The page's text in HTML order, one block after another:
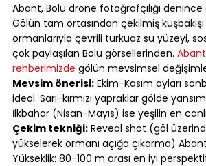
Abant, Bolu drone fotoğrafçılığı
Gölün tam ortasından çekilmiş
ormanlarıyla çevrili turkuaz su yüzeyi,
çok paylaşılan Bolu görsellerinden.
rehberimizde gölün mevsimsel
Mevsim önerisi: Ekim-Kasım ayları
ideal. Sarı-kırmızı yapraklar gölde
İlkbahar (Nisan-Mayıs) ise yeşilin en
Çekim tekniği: Reveal shot (göl
yükselerek ormanı açığa çıkarma)
Yükseklik: 80-100 m arası en iyi